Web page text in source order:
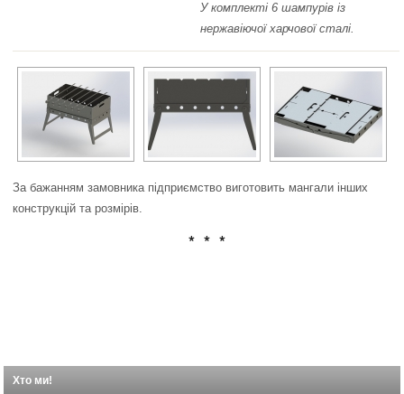
У комплекті 6 шампурів із
нержавіючої харчової сталі.
За бажанням замовника підприємство виготовить мангали інших
конструкцій та розмірів.
* * *
Хто ми!